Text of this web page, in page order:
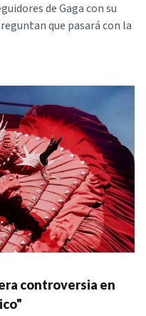
de Gaga con su
que pasará con la
controversia en